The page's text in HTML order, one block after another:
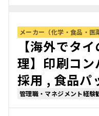
メーカー（化学・食品・医
【海外でタ
理】印刷コ
採用 , 食品パ
管理職・マネジメント経験